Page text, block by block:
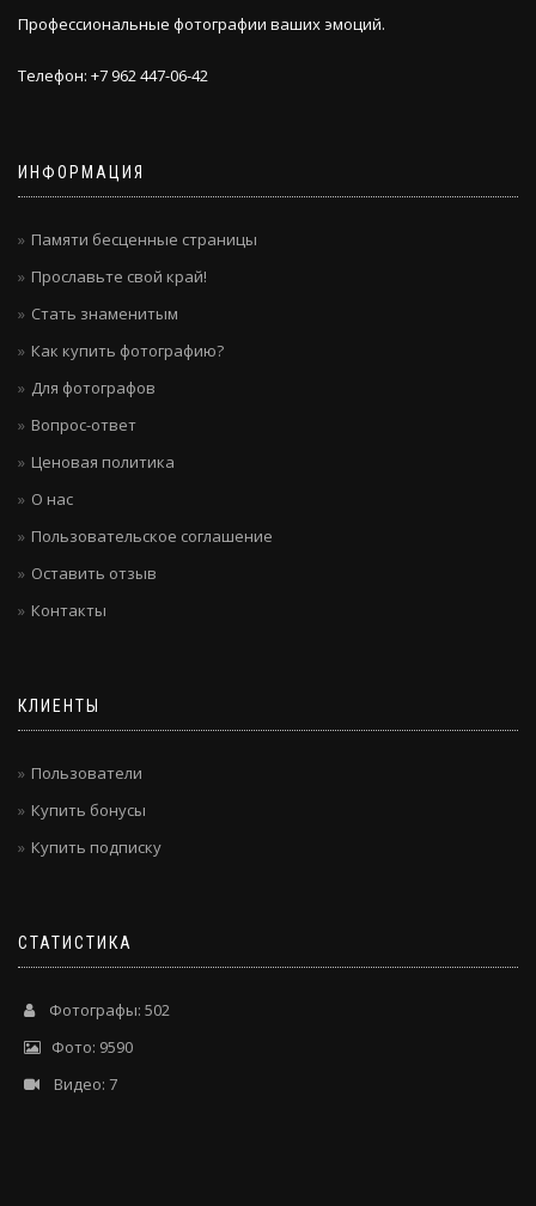
Профессиональные фотографии ваших эмоций.
Телефон: +7 962 447-06-42
ИНФОРМАЦИЯ
Памяти бесценные страницы
Прославьте свой край!
Стать знаменитым
Как купить фотографию?
Для фотографов
Вопрос-ответ
Ценовая политика
О нас
Пользовательское соглашение
Оставить отзыв
Контакты
КЛИЕНТЫ
Пользователи
Купить бонусы
Купить подписку
СТАТИСТИКА
Фотографы: 502
Фото: 9590
Видео: 7